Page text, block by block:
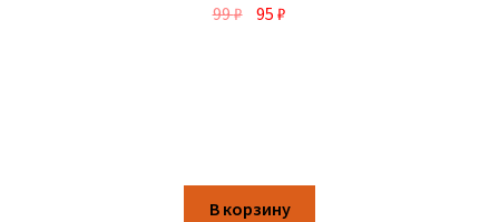
99₽ 95₽
В корзину